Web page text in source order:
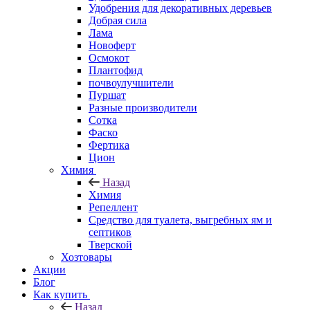
Удобрения для декоративных деревьев
Добрая сила
Лама
Новоферт
Осмокот
Плантофид
почвоулучшители
Пуршат
Разные производители
Сотка
Фаско
Фертика
Цион
Химия
Назад
Химия
Репеллент
Средство для туалета, выгребных ям и
септиков
Тверской
Хозтовары
Акции
Блог
Как купить
Назад